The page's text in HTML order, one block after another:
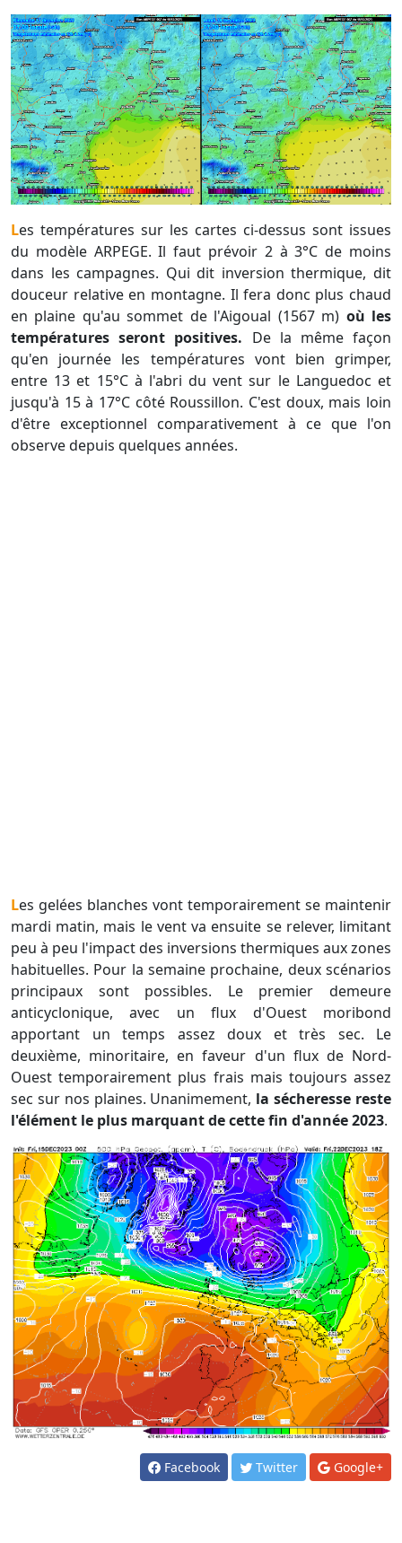
Les températures sur les cartes ci-dessus sont issues
du modèle ARPEGE. Il faut prévoir 2 à 3°C de moins
dans les campagnes. Qui dit inversion thermique, dit
douceur relative en montagne. Il fera donc plus chaud
en plaine qu'au sommet de l'Aigoual (1567 m) où les
températures seront positives. De la même façon
qu'en journée les températures vont bien grimper,
entre 13 et 15°C à l'abri du vent sur le Languedoc et
jusqu'à 15 à 17°C côté Roussillon. C'est doux, mais loin
d'être exceptionnel comparativement à ce que l'on
observe depuis quelques années.
Les gelées blanches vont temporairement se maintenir
mardi matin, mais le vent va ensuite se relever, limitant
peu à peu l'impact des inversions thermiques aux zones
habituelles. Pour la semaine prochaine, deux scénarios
principaux sont possibles. Le premier demeure
anticyclonique, avec un flux d'Ouest moribond
apportant un temps assez doux et très sec. Le
deuxième, minoritaire, en faveur d'un flux de Nord-
Ouest temporairement plus frais mais toujours assez
sec sur nos plaines. Unanimement, la sécheresse reste
l'élément le plus marquant de cette fin d'année 2023.
Facebook Twitter Google+